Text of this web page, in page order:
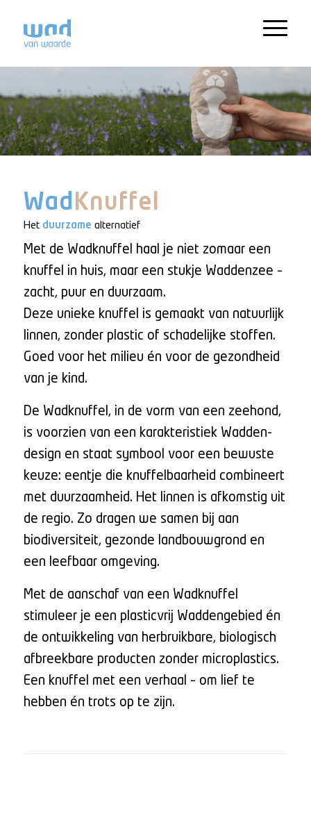
Wad Knuffel
Het duurzame alternatief
Met de Wadknuffel haal je niet zomaar een
knuffel in huis, maar een stukje Waddenzee –
zacht, puur en duurzaam.
Deze unieke knuffel is gemaakt van natuurlijk
linnen, zonder plastic of schadelijke stoffen.
Goed voor het milieu én voor de gezondheid
van je kind.
De Wadknuffel, in de vorm van een zeehond,
is voorzien van een karakteristiek Wadden-
design en staat symbool voor een bewuste
keuze: eentje die knuffelbaarheid combineert
met duurzaamheid. Het linnen is afkomstig uit
de regio. Zo dragen we samen bij aan
biodiversiteit, gezonde landbouwgrond en
een leefbaar omgeving.
Met de aanschaf van een Wadknuffel
stimuleer je een plasticvrij Waddengebied én
de ontwikkeling van herbruikbare, biologisch
afbreekbare producten zonder microplastics.
Een knuffel met een verhaal – om lief te
hebben én trots op te zijn.